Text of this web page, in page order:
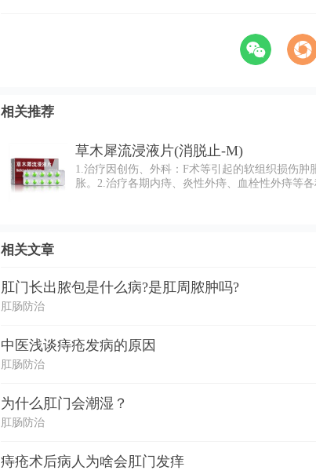
相关推荐
草木犀流浸液片(消脱止-M)
1.治疗因创伤、外科：F术等引起的软组织损伤
胀。2.治疗各期内痔、炎性外痔、血栓性外痔等
相关文章
肛门长出脓包是什么病?是肛周脓肿吗?
肛肠防治
中医浅谈痔疮发病的原因
肛肠防治
为什么肛门会潮湿？
肛肠防治
痔疮术后病人为啥会肛门发痒